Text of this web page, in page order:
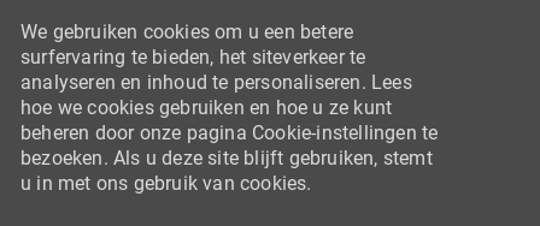
We gebruiken cookies om u een betere
surfervaring te bieden, het siteverkeer te
analyseren en inhoud te personaliseren. Lees
hoe we cookies gebruiken en hoe u ze kunt
beheren door onze pagina Cookie-instellingen te
bezoeken. Als u deze site blijft gebruiken, stemt
u in met ons gebruik van cookies.